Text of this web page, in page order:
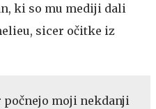
ki so mu mediji dali
sicer očitke iz
počnejo moji nekdanji